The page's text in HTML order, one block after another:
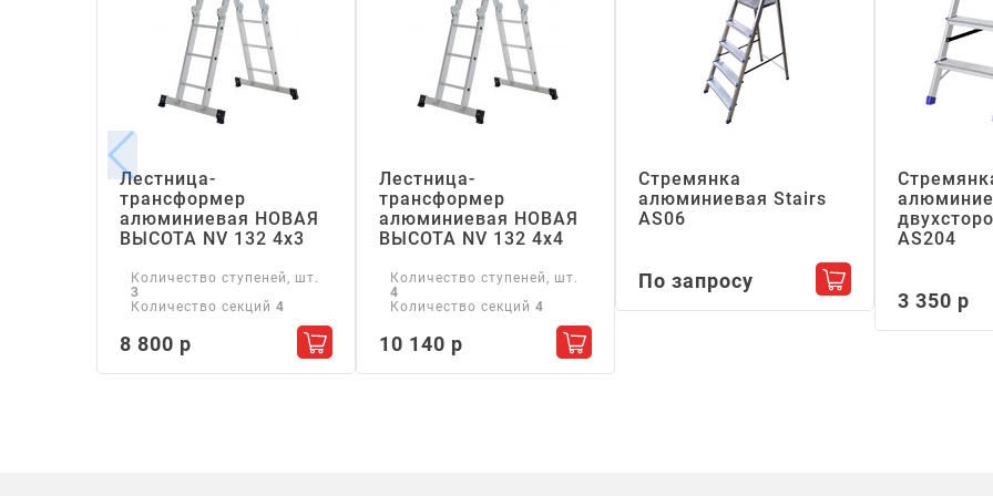
Лестница-
трансформер
алюминиевая НОВАЯ
ВЫСОТА NV 132 4х3
Количество ступеней, шт.
3
Количество секций 4
8 800 р Добавить в корзину
Лестница-
трансформер
алюминиевая НОВАЯ
ВЫСОТА NV 132 4х4
Количество ступеней, шт.
4
Количество секций 4
10 140 р Добавить в корзину
Стремянка
алюминиевая Stairs
АS06
По запросу Добавить в корзину
АS204
3 350 р